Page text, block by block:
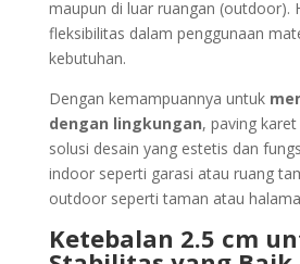
maupun di luar ruangan (outdoor).
fleksibilitas dalam penggunaan
kebutuhan.
Dengan kemampuannya untuk
dengan lingkungan, paving
solusi desain yang estetis dan
indoor seperti garasi atau ruang
outdoor seperti taman atau
Ketebalan 2.5 cm